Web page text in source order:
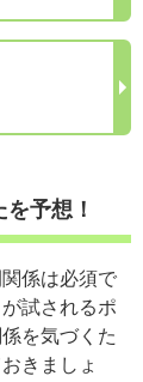
予想！
係は必須で
試されるポ
を気づくた
きましょ